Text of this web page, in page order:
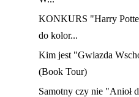
KONKURS "Harry
do kolor...
Kim jest "Gwiazda
(Book Tour)
Samotny czy nie "Anioł